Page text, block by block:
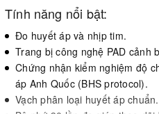
Tính năng nổi bật:
Đo huyết áp và nhịp tim.
Trang bị công nghệ PAD cảnh
Chứng nhận kiểm nghiệm độ
áp Anh Quốc (BHS protocol).
Vạch phân loại huyết áp chuẩn.